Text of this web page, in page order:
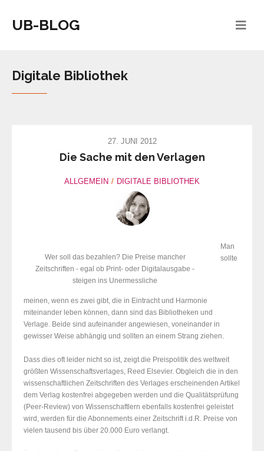
UB-BLOG
Digitale Bibliothek
27. JUNI 2012
Die Sache mit den Verlagen
ALLGEMEIN DIGITALE BIBLIOTHEK
Wer soll das bezahlen? Die Preise mancher
Zeitschriften - egal ob Print- oder Digitalausgabe -
steigen ins Unermessliche
Man
sollte
meinen, wenn es zwei gibt, die in Eintracht und Harmonie
miteinander leben können, dann sind das Bibliotheken und
Verlage. Beide sind aufeinander angewiesen, voneinander in
gewisser Weise abhängig und sollten an einem Strang ziehen.
Dass dies oft leider nicht so ist, zeigt die Preispolitik des weltweit
größten Wissenschaftsverlages, Reed Elsevier. Obgleich die in den
wissenschaftlichen Zeitschriften des Verlages erscheinenden Artikel
dem Verlag kostenfrei abgegeben werden und die Qualitätsprüfung
(Peer-Review) von Wissenschaftlern ebenfalls kostenfrei geleistet
wird, werden für die Abonnements einer Zeitschrift i.d.R. Preise von
vielen tausend bis über 20.000 Euro verlangt.